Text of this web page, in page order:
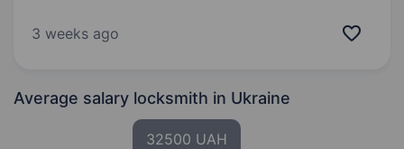
з'єднання) для роботи на діючому
3 weeks ago
Average salary locksmith in Ukraine
32500 UAH